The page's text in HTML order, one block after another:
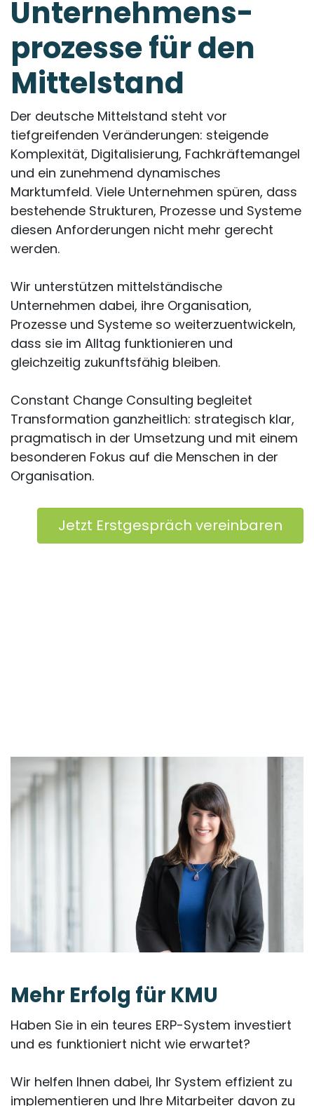
Unternehmens­
prozesse für den
Mittelstand
Der deutsche Mittelstand steht vor
tiefgreifenden Veränderungen: steigende
Komplexität, Digitalisierung, Fachkräftemangel
und ein zunehmend dynamisches
Marktumfeld. Viele Unternehmen spüren, dass
bestehende Strukturen, Prozesse und Systeme
diesen Anforderungen nicht mehr gerecht
werden.
Wir unterstützen mittelständische
Unternehmen dabei, ihre Organisation,
Prozesse und Systeme so weiterzuentwickeln,
dass sie im Alltag funktionieren und
gleichzeitig zukunftsfähig bleiben.
Constant Change Consulting begleitet
Transformation ganzheitlich: strategisch klar,
pragmatisch in der Umsetzung und mit einem
besonderen Fokus auf die Menschen in der
Organisation.
Jetzt Erstgespräch vereinbaren
Mehr Erfolg für KMU
Haben Sie in ein teures ERP-System investiert
und es funktioniert nicht wie erwartet?
Wir helfen Ihnen dabei, Ihr System effizient zu
implementieren und Ihre Mitarbeiter davon zu